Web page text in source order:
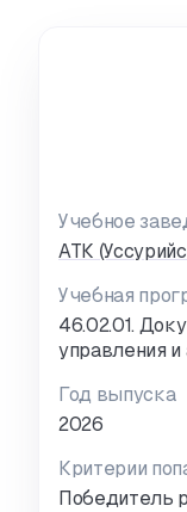
Учебное
АТК
Учебная
46.02.01.
управления
Год выпуска
2026
Критерии
Победитель